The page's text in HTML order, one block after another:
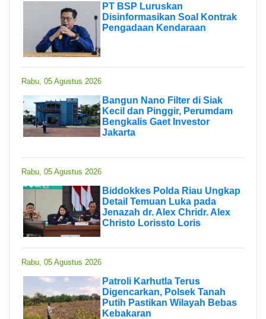
PT BSP Luruskan
Disinformasikan Soal Kontrak
Pengadaan Kendaraan
Rabu, 05 Agustus 2026
Bangun Nano Filter di Siak
Kecil dan Pinggir, Perumdam
Bengkalis Gaet Investor
Jakarta
Rabu, 05 Agustus 2026
Biddokkes Polda Riau Ungkap
Detail Temuan Luka pada
Jenazah dr. Alex Chridr. Alex
Christo Lorissto Loris
Rabu, 05 Agustus 2026
Patroli Karhutla Terus
Digencarkan, Polsek Tanah
Putih Pastikan Wilayah Bebas
Kebakaran